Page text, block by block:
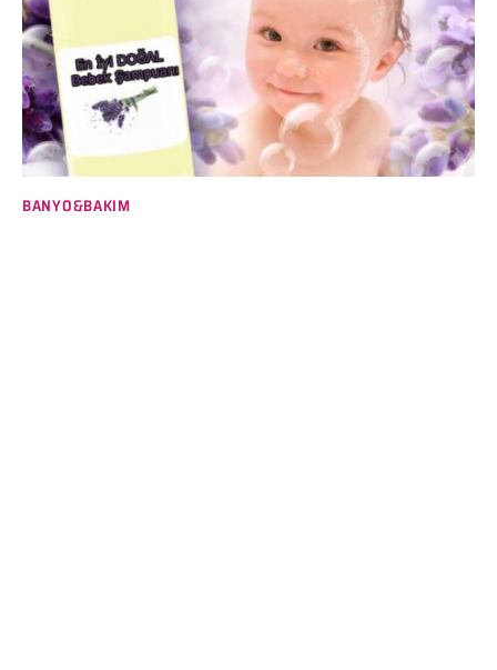
BANYO&BAKIM